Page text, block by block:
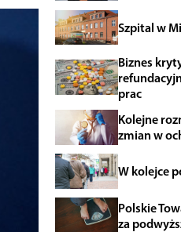
Szpital w
Biznes
prac
Kolejne
zmian w
W kolejce
Polskie
za